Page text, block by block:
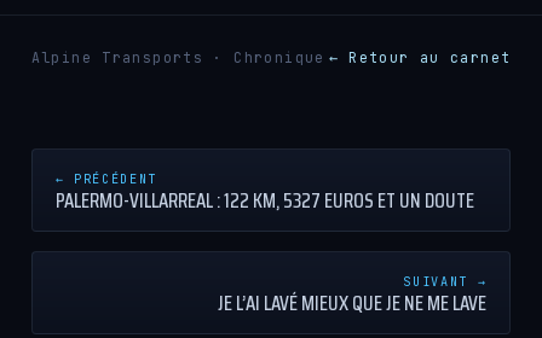
Alpine Transports · Chronique ← Retour au carnet
← PRÉCÉDENT
PALERMO-VILLARREAL : 122 KM, 5327 EUROS ET UN DOUTE
SUIVANT →
JE L’AI LAVÉ MIEUX QUE JE NE ME LAVE